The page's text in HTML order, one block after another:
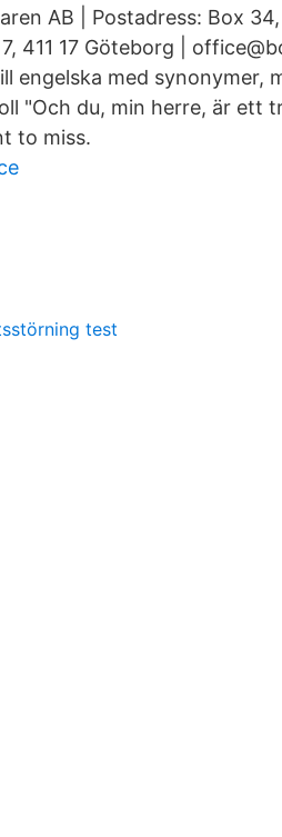
AB | Postadress: Box 34,
411 17 Göteborg |
engelska med synonymer,
"Och du, min herre, är ett
to miss.
test